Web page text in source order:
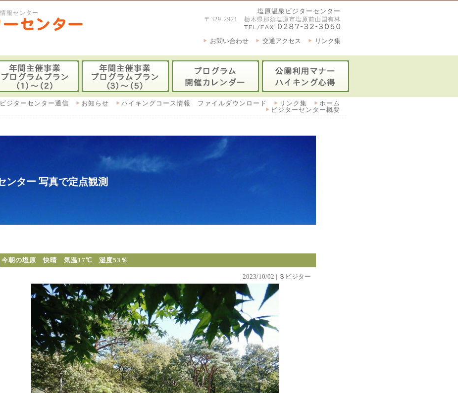
報センター 塩原温泉ビジターセンター
〒329-2921 栃木県那須塩原市塩原前山国有林
リンク集
交通アクセス
お問い合わせ
ホーム
リンク集
ハイキングコース情報 ファイルダウンロード
お知らせ
ジターセンター通信
ビジターセンター概要
ンター 写真で定点観測
今朝の塩原 快晴 気温17℃ 湿度53％
2023/10/02 | Ｓビジター